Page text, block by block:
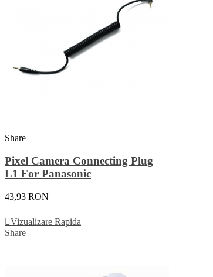
Share
Pixel Camera Connecting Plug
L1 For Panasonic
43,93 RON
Vizualizare Rapida
Share